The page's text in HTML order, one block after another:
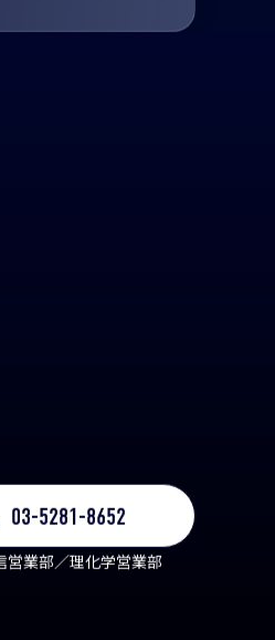
03-5281-8652
営業部／理化学営業部